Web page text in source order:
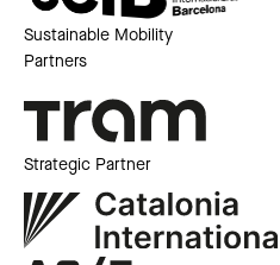
Sustainable Mobility
Partners
Strategic Partner